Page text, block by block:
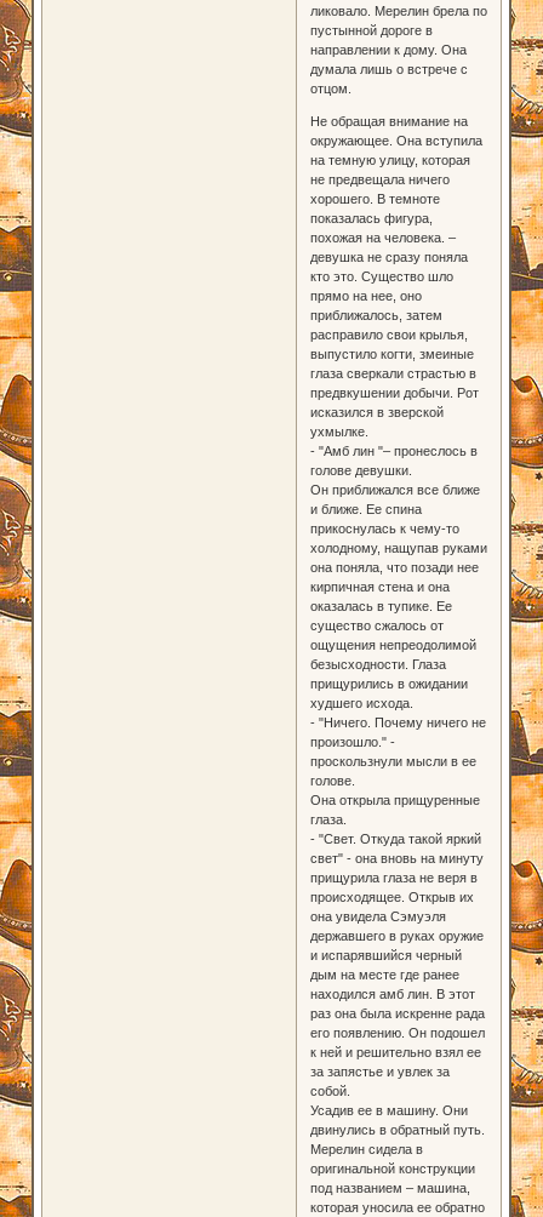
ликовало. Мерелин брела по
пустынной дороге в
направлении к дому. Она
думала лишь о встрече с
отцом.
Не обращая внимание на
окружающее. Она вступила
на темную улицу, которая
не предвещала ничего
хорошего. В темноте
показалась фигура,
похожая на человека. –
девушка не сразу поняла
кто это. Существо шло
прямо на нее, оно
приближалось, затем
расправило свои крылья,
выпустило когти, змеиные
глаза сверкали страстью в
предвкушении добычи. Рот
исказился в зверской
ухмылке.
- "Амб лин "– пронеслось в
голове девушки.
Он приближался все ближе
и ближе. Ее спина
прикоснулась к чему-то
холодному, нащупав руками
она поняла, что позади нее
кирпичная стена и она
оказалась в тупике. Ее
существо сжалось от
ощущения непреодолимой
безысходности. Глаза
прищурились в ожидании
худшего исхода.
- "Ничего. Почему ничего не
произошло." -
проскользнули мысли в ее
голове.
Она открыла прищуренные
глаза.
- "Свет. Откуда такой яркий
свет" - она вновь на минуту
прищурила глаза не веря в
происходящее. Открыв их
она увидела Сэмуэля
державшего в руках оружие
и испарявшийся черный
дым на месте где ранее
находился амб лин. В этот
раз она была искренне рада
его появлению. Он подошел
к ней и решительно взял ее
за запястье и увлек за
собой.
Усадив ее в машину. Они
двинулись в обратный путь.
Мерелин сидела в
оригинальной конструкции
под названием – машина,
которая уносила ее обратно